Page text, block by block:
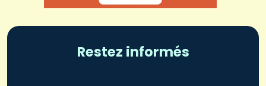
Restez informés